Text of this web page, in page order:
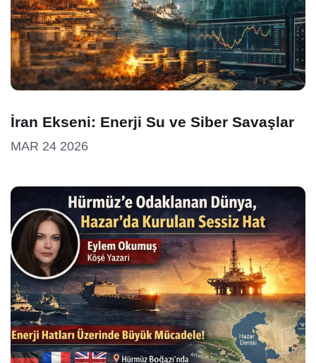
İran Ekseni: Enerji Su ve Siber Savaşlar
MAR 24 2026